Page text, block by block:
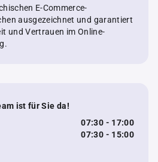
E-Commerce-
ausgezeichnet und garantiert
und Vertrauen im Online-
ist für Sie da!
07:30 - 17:00
07:30 - 15:00